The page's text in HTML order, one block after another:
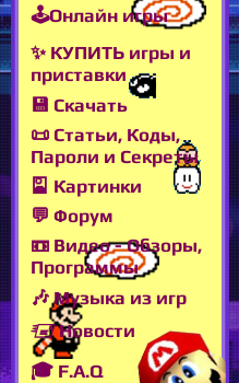
🕹Онлайн игры
✨ КУПИТЬ игры и
приставки
💾 Скачать
📜 Статьи, Коды,
Пароли и Секреты
🎴 Картинки
💬 Форум
📼 Видео - Обзоры,
Программы
🎶 Музыка из игр
🖅 Новости
🎓 F.A.Q